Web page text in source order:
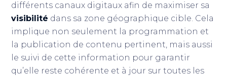
différents canaux digitaux afin de maximiser sa
visibilité dans sa zone géographique cible. Cela
implique non seulement la programmation et
la publication de contenu pertinent, mais aussi
le suivi de cette information pour garantir
qu’elle reste cohérente et à jour sur toutes les